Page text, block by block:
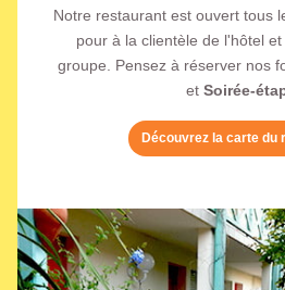
Notre restaurant est ouvert tous
pour à la clientèle de l'hôtel
groupe. Pensez à réserver nos
et Soirée-
Découvrez la carte du